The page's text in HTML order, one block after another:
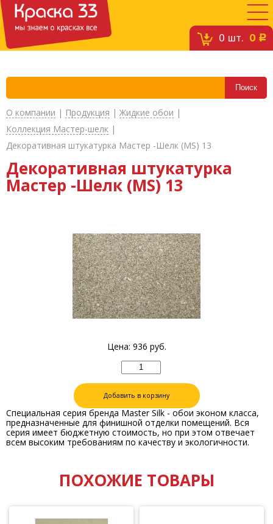
0 шт. 0 c
О компании | Продукция | Жидкие обои |
Коллекция Мастер-шелк |
Декоративная штукатурка Мастер -Шелк (MS) 13
Декоративная штукатурка
Мастер -Шелк (MS) 13
Цена: 936 руб.
Добавить в корзину
Специальная серия бренда Master Silk - обои эконом класса,
предназначенные для финишной отделки помещений. Вся
серия имеет бюджетную стоимость, но при этом отвечает
всем высоким требованиям по качеству и экологичности.
ПОХОЖИЕ ТОВАРЫ